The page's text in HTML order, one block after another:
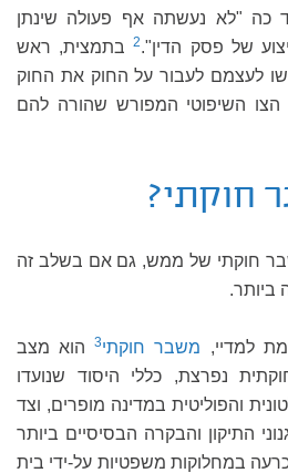
כה "לא נעשתה אף פעולה שינתן
של פסק הדין".2בתמצית, ראש
לעצמם לעבור על החוק את החוק
השיפוטי המפורש שהורה להם
חוקתי?
חוקתי של ממש, גם אם בשלב זה
ביותר.
למדיי, משבר חוקתי3הוא מצב
נפרצת, כללי היסוד שנועדו
והפוליטית במדינה מופרים, וצד
התיקון והבקרה הבסיסיים ביותר
במחלוקות משפטיות על-ידי בית